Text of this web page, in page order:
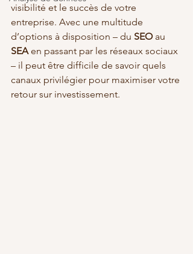
visibilité et le succès de votre
entreprise. Avec une multitude
d’options à disposition – du SEO au
SEA en passant par les réseaux sociaux
– il peut être difficile de savoir quels
canaux privilégier pour maximiser votre
retour sur investissement.